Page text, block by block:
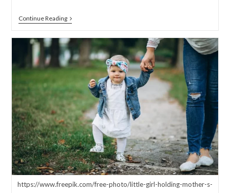
Continue ReadingPenyebab
Anak
Makan
Menurut
Dr.
Sylvia
https://www.freepik.com/free-photo/little-girl-holding-mother-s-